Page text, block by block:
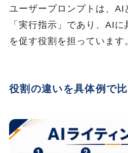
ユーザープロンプトは、AI
「実行指示」であり、AI
を促す役割を担っています
役割の違いを具体例で